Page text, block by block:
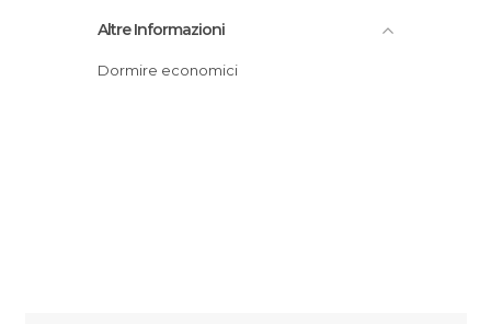
Altre Informazioni
Dormire economici